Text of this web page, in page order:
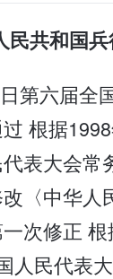
民共和国
日第六届全
根据
表大会常
〈中华人
次修正
人民代表